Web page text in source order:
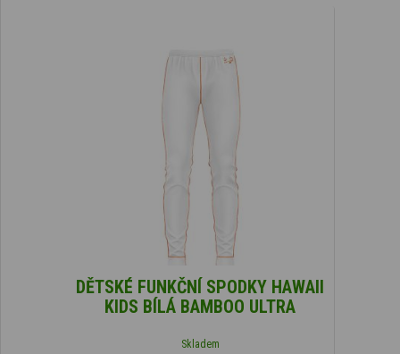
DĚTSKÉ FUNKČNÍ SPODKY HAWAII
KIDS BÍLÁ BAMBOO ULTRA
Skladem